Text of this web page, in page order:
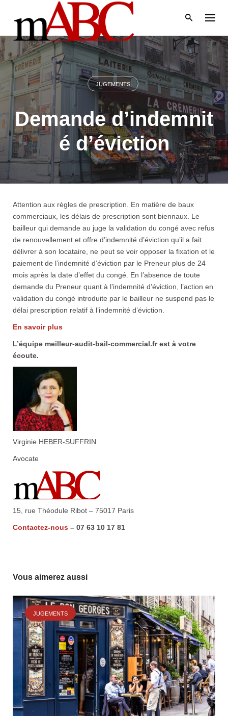
content
JUGEMENTS
Demande d’indemnit
é d’éviction
Attention aux règles de prescription. En matière de baux
commerciaux, les délais de prescription sont biennaux. Le
bailleur qui demande au juge la validation du congé avec refus
de renouvellement et offre d’indemnité d’éviction qu’il a fait
délivrer à son locataire, ne peut se voir opposer la fixation et le
paiement de l’indemnité d’éviction par le Preneur plus de 24
mois après la date d’effet du congé. En l’absence de toute
demande du Preneur quant à l’indemnité d’éviction, l’action en
validation du congé introduite par le bailleur ne suspend pas le
délai prescription relatif à l’indemnité d’éviction.
En savoir plus
L’équipe meilleur-audit-bail-commercial.fr est à votre
écoute.
Virginie HEBER-SUFFRIN
Avocate
15, rue Théodule Ribot – 75017 Paris
Contactez-nous – 07 63 10 17 81
Vous aimerez aussi
JUGEMENTS